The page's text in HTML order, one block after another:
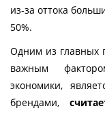
из-за оттока
50%.
Одним из главных
важным
экономики,
брендами,